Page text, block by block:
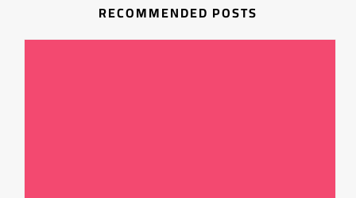
RECOMMENDED POSTS